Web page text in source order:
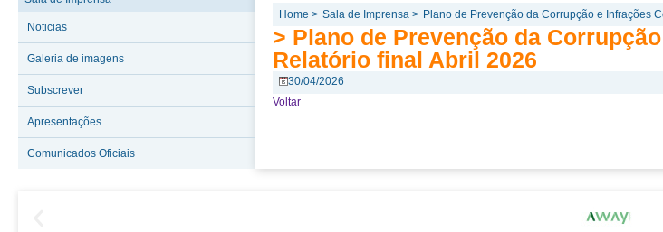
Noticias
Galeria de imagens
Subscrever
Apresentações
Comunicados Oficiais
Home > Sala de Imprensa > Plano de Prevenção da Corrupção e Infrações
> Plano de Prevenção da
Relatório final Abril 2026
30/04/2026
Voltar